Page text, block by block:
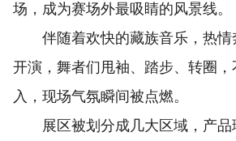
场，成为赛场外最吸睛的风景线。
伴随着欢快的藏族音乐，热情
开演，舞者们甩袖、踏步、转圈
入，现场气氛瞬间被点燃。
展区被划分成几大区域，产品